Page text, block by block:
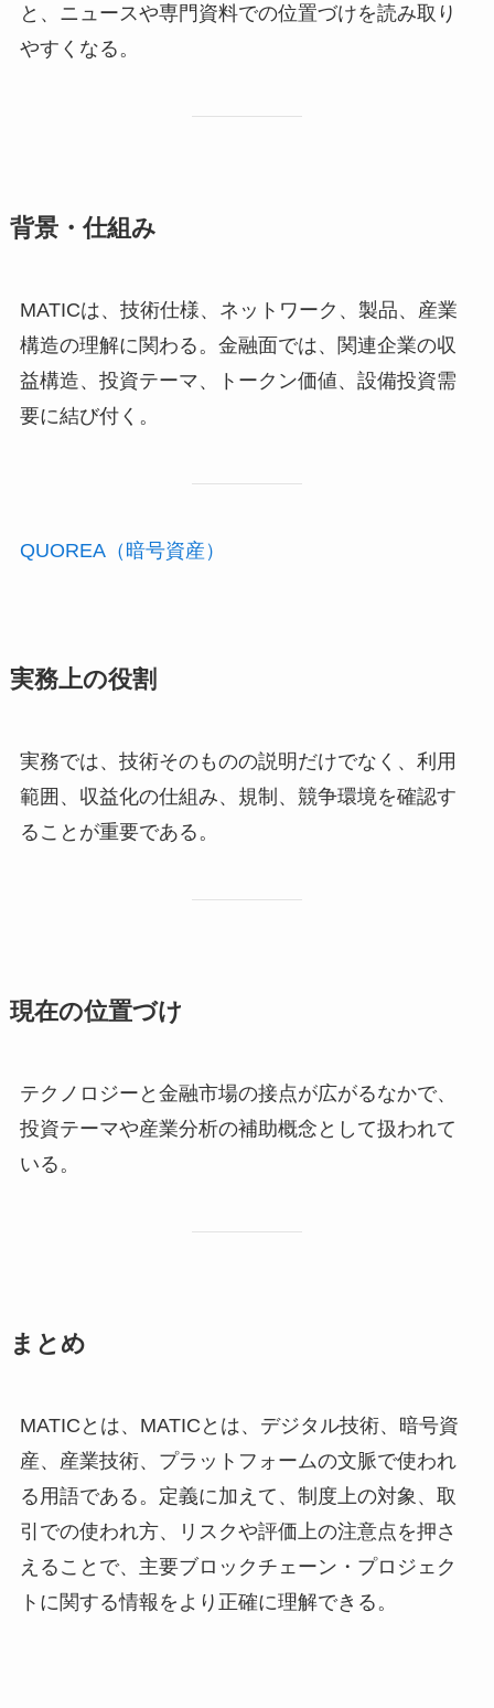
と、ニュースや専門資料での位置づけを読み取り
やすくなる。
背景・仕組み
MATICは、技術仕様、ネットワーク、製品、産業
構造の理解に関わる。金融面では、関連企業の収
益構造、投資テーマ、トークン価値、設備投資需
要に結び付く。
QUOREA（暗号資産）
実務上の役割
実務では、技術そのものの説明だけでなく、利用
範囲、収益化の仕組み、規制、競争環境を確認す
ることが重要である。
現在の位置づけ
テクノロジーと金融市場の接点が広がるなかで、
投資テーマや産業分析の補助概念として扱われて
いる。
まとめ
MATICとは、MATICとは、デジタル技術、暗号資
産、産業技術、プラットフォームの文脈で使われ
る用語である。定義に加えて、制度上の対象、取
引での使われ方、リスクや評価上の注意点を押さ
えることで、主要ブロックチェーン・プロジェク
トに関する情報をより正確に理解できる。